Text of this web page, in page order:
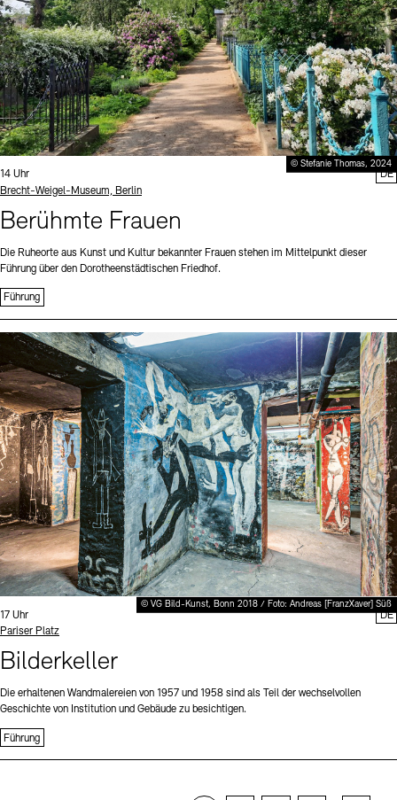
© Stefanie Thomas, 2024
Uhrzeit:
14 Uhr
Standort
Brecht-Weigel-Museum, Berlin
Berühmte Frauen
Die Ruheorte aus Kunst und Kultur bekannter Frauen stehen im Mittelpunkt dieser
Führung über den Dorotheenstädtischen Friedhof.
Führung
DE
© VG Bild-Kunst, Bonn 2018 / Foto: Andreas [FranzXaver] Süß
Uhrzeit:
17 Uhr
Standort
Pariser Platz
Bilderkeller
Die erhaltenen Wandmalereien von 1957 und 1958 sind als Teil der wechselvollen
Geschichte von Institution und Gebäude zu besichtigen.
Führung
DE